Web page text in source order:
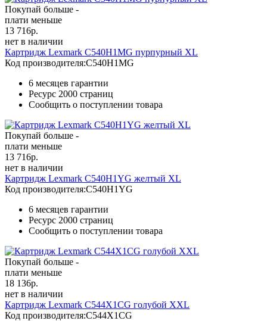
Покупай больше -
плати меньше
13 716р.
нет в наличии
Картридж Lexmark C540H1MG пурпурный XL
Код производителя:C540H1MG
6 месяцев гарантии
Ресурс 2000 страниц
Сообщить о поступлении товара
Покупай больше -
плати меньше
13 716р.
нет в наличии
Картридж Lexmark C540H1YG желтый XL
Код производителя:C540H1YG
6 месяцев гарантии
Ресурс 2000 страниц
Сообщить о поступлении товара
Покупай больше -
плати меньше
18 136р.
нет в наличии
Картридж Lexmark C544X1CG голубой XXL
Код производителя:C544X1CG